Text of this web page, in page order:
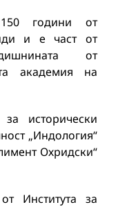
години от
и е част от
от
академия на
исторически
„Индология“
Охридски“
Института за